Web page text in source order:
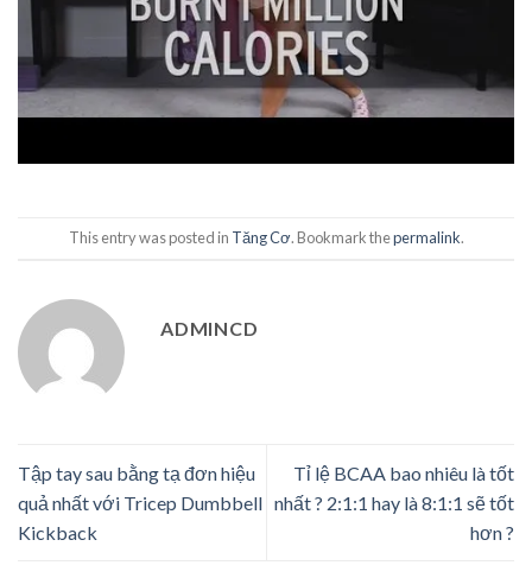
This entry was posted in Tăng Cơ. Bookmark thepermalink.
ADMINCD
Tập tay sau bằng tạ đơn hiệu
quả nhất với Tricep Dumbbell
Kickback
Tỉ lệ BCAA bao nhiêu là tốt
nhất ? 2:1:1 hay là 8:1:1 sẽ tốt
hơn ?